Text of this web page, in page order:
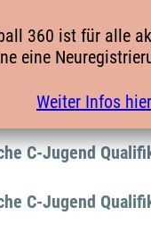
C-Jugend
C-Jugend
C-Jugend
C-Jugend
360 ist für alle
eine
Weiter Infos hier